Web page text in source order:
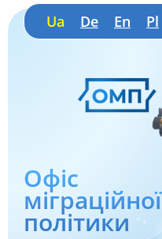
Ua De En Pl
Офіс
міграційної
політики